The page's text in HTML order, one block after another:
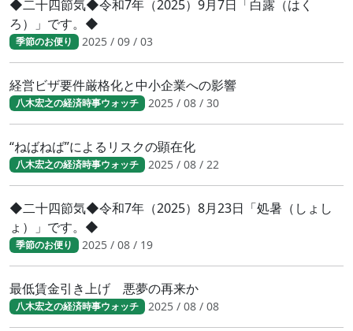
◆二十四節気◆令和7年（2025）9月7日「白露（はく
ろ）」です。◆
季節のお便り 2025 / 09 / 03
経営ビザ要件厳格化と中小企業への影響
八木宏之の経済時事ウォッチ 2025 / 08 / 30
“ねばねば”によるリスクの顕在化
八木宏之の経済時事ウォッチ 2025 / 08 / 22
◆二十四節気◆令和7年（2025）8月23日「処暑（しょし
ょ）」です。◆
季節のお便り 2025 / 08 / 19
最低賃金引き上げ 悪夢の再来か
八木宏之の経済時事ウォッチ 2025 / 08 / 08